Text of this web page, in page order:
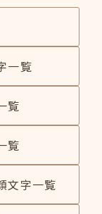
一覧
覧
覧
文字一覧